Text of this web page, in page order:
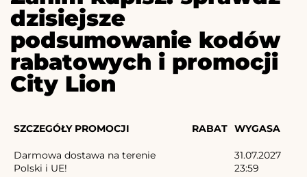
dzisiejsze
podsumowanie kodów
rabatowych i promocji
City Lion
SZCZEGÓŁY PROMOCJI RABAT WYGASA
Darmowa dostawa na terenie
Polski i UE!
31.07.2027
23:59